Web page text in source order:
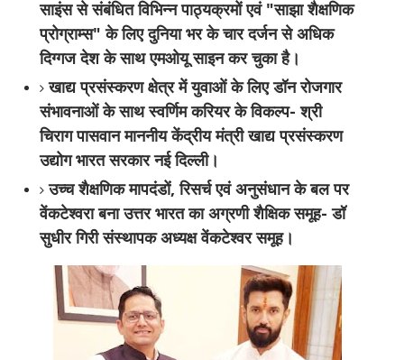
साइंस से संबंधित विभिन्न पाठ्यक्रमों एवं "साझा शैक्षणिक
प्रोग्राम्स" के लिए दुनिया भर के चार दर्जन से अधिक
दिग्गज देश के साथ एमओयू साइन कर चुका है।
खाद्य प्रसंस्करण क्षेत्र में युवाओं के लिए डॉन रोजगार
संभावनाओं के साथ स्वर्णिम करियर के विकल्प- श्री
चिराग पासवान माननीय केंद्रीय मंत्री खाद्य प्रसंस्करण
उद्योग भारत सरकार नई दिल्ली।
उच्च शैक्षणिक मापदंडों, रिसर्च एवं अनुसंधान के बल पर
वेंकटेश्वरा बना उत्तर भारत का अग्रणी शैक्षिक समूह- डॉ
सुधीर गिरी संस्थापक अध्यक्ष वेंकटेश्वर समूह।